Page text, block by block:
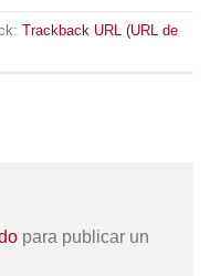
Trackback URL (URL de
para publicar un